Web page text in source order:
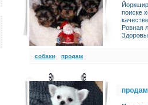
поиске
Ровная
cобаки продам
продам